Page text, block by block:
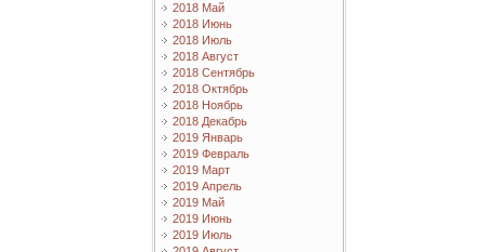
2018 Май
2018 Июнь
2018 Июль
2018 Август
2018 Сентябрь
2018 Октябрь
2018 Ноябрь
2018 Декабрь
2019 Январь
2019 Февраль
2019 Март
2019 Апрель
2019 Май
2019 Июнь
2019 Июль